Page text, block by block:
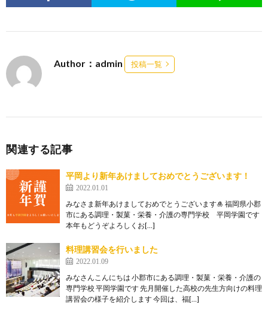
Author：admin 投稿一覧
関連する記事
平岡より新年あけましておめでとうございます！
2022.01.01
みなさま新年あけましておめでとうございます🎍 福岡県小郡
市にある調理・製菓・栄養・介護の専門学校 平岡学園です
本年もどうぞよろしくお[…]
料理講習会を行いました
2022.01.09
みなさんこんにちは 小郡市にある調理・製菓・栄養・介護の
専門学校 平岡学園です 先月開催した高校の先生方向けの料理
講習会の様子を紹介します 今回は、福[…]